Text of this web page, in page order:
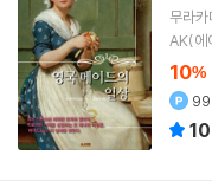
무라카
AK(에
10%